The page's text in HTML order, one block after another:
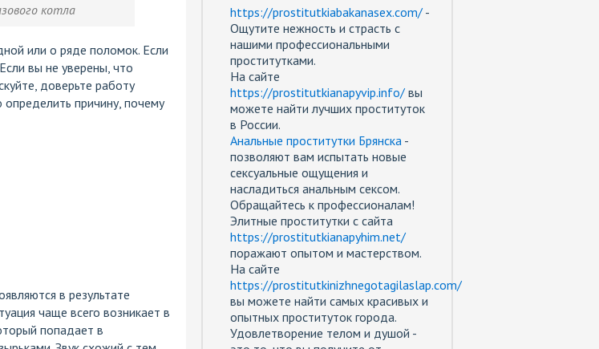
котла
или о ряде поломок. Если
вы не уверены, что
доверьте работу
причину, почему
в результате
чаще всего возникает в
попадает в
https://prostitutkiabakanasex.com/-
Ощутите нежность и страсть с
нашими профессиональными
проститутками.
На сайте
https://prostitutkianapyvip.info/вы
можете найти лучших проституток
в России.
Анальные проститутки Брянска-
позволяют вам испытать новые
сексуальные ощущения и
насладиться анальным сексом.
Обращайтесь к профессионалам!
Элитные проститутки с сайта
https://prostitutkianapyhim.net/
поражают опытом и мастерством.
На сайте
https://prostitutkinizhnegotagilaslap.com/
вы можете найти самых красивых и
опытных проституток города.
Удовлетворение телом и душой -